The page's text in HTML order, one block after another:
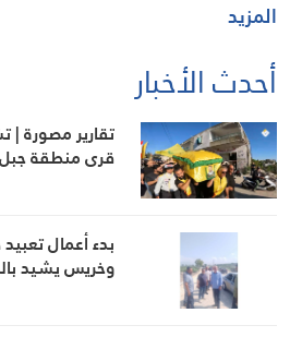
المزيد
أحدث الأخبار
تقارير مصورة
قرى منطقة جبل
بدء أعمال
وخريس يشيد